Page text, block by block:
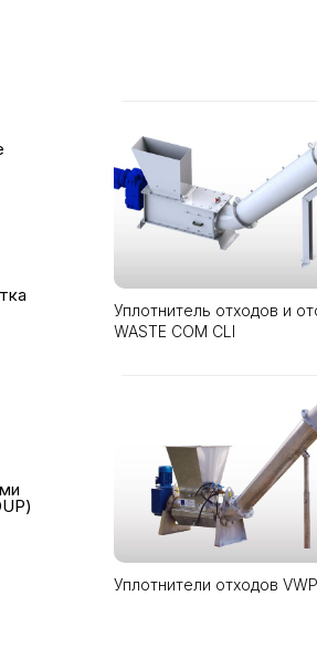
Уплотнитель отходов и
WASTE COM CLI
Уплотнители отходов VWP